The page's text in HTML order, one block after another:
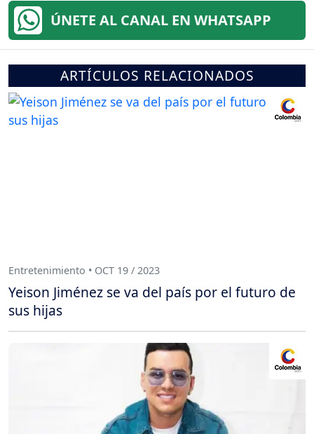
ÚNETE AL CANAL EN WHATSAPP
ARTÍCULOS RELACIONADOS
Entretenimiento • OCT 19 / 2023
Yeison Jiménez se va del país por el futuro de
sus hijas